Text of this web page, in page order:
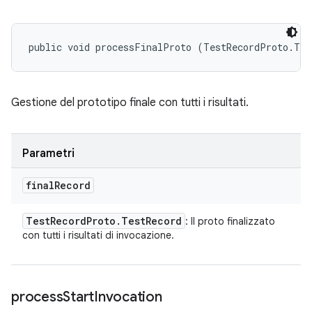
public void processFinalProto
Gestione del prototipo finale con tutti i risultati.
Parametri
finalRecord
TestRecordProto . TestRecord : Il proto finalizzato
con tutti i risultati di invocazione.
processStartInvocation